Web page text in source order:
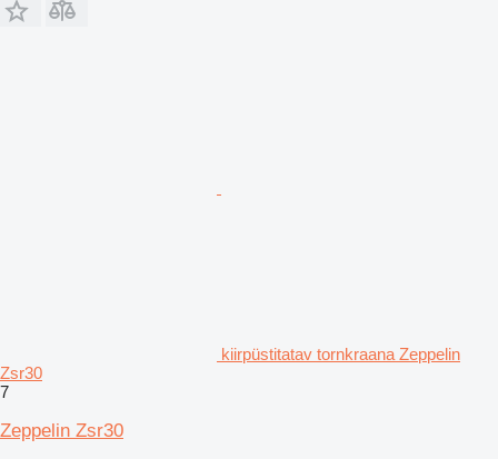
kiirpüstitatav tornkraana Zeppelin
Zsr30
7
Zeppelin Zsr30